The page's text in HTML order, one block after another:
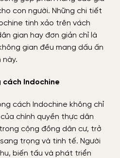
con người. Những chi tiết
tinh xảo trên vách
gian hay đơn giản chỉ là
gian đều mang dấu ấn
này.
Indochine
cách Indochine không chỉ
chính quyền thực dân
cộng đồng dân cư, trở
trọng và tinh tế. Người
biến tấu và phát triển